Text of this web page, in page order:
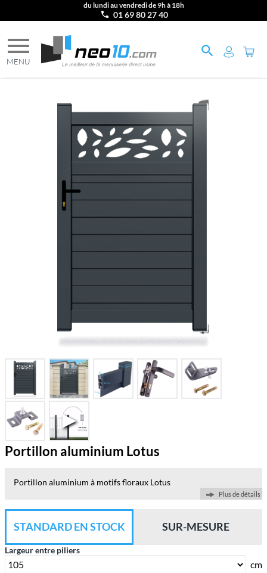
du lundi au vendredi de 9h à 18h
01 69 80 27 40
Portillon aluminium Lotus
Portillon aluminium à motifs floraux Lotus
Plus de détails
STANDARD EN STOCK SUR-MESURE
Largeur entre piliers
cm